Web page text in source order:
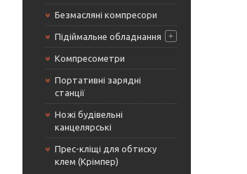
Безмасляні компресори
Підіймальне обладнання
Компресометри
Портативні зарядні
станції
Ножі будівельні
канцелярські
Прес-кліщі для обтиску
клем (Крімпер)